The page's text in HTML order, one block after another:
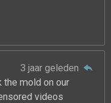
3 jaar geleden
the mold on our
videos